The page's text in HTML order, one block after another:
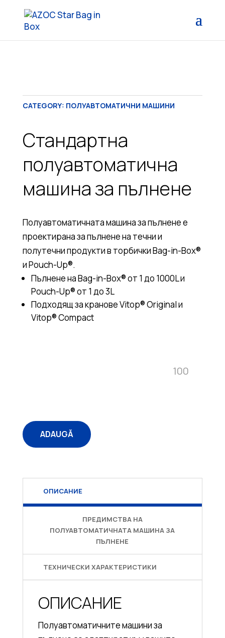
CATEGORY: ПОЛУАВТОМАТИЧНИ МАШИНИ
Стандартна
полуавтоматична
машина за пълнене
Полуавтоматичната машина за пълнене е
проектирана за пълнене на течни и
полутечни продукти в торбички Bag-in-Box®
и Pouch-Up®.
Пълнене на Bag-in-Box® от 1 до 1000L и
Pouch-Up® от 1 до 3L
Подходящ за кранове Vitop® Original и
Vitop® Compact
Quantity
ADAUGĂ
ОПИСАНИЕ
ПРЕДИМСТВА НА
ПОЛУАВТОМАТИЧНАТА МАШИНА ЗА
ПЪЛНЕНЕ
ТЕХНИЧЕСКИ ХАРАКТЕРИСТИКИ
ОПИСАНИЕ
Полуавтоматичните машини за